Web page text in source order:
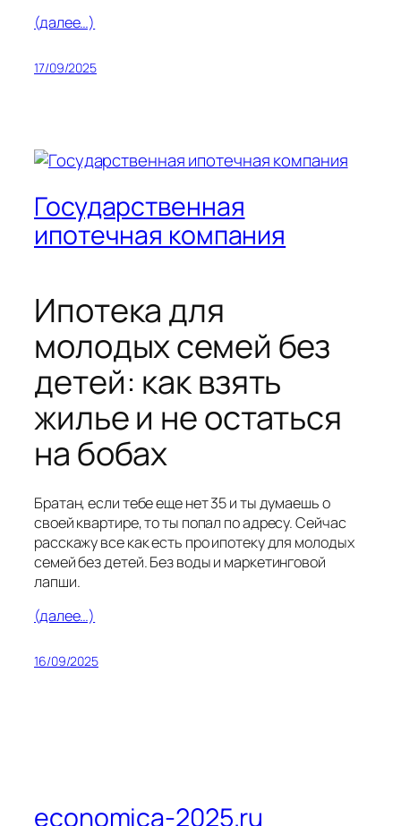
(далее…)
17/09/2025
Государственная
ипотечная компания
Ипотека для
молодых семей без
детей: как взять
жилье и не остаться
на бобах
Братан, если тебе еще нет 35 и ты думаешь о
своей квартире, то ты попал по адресу. Сейчас
расскажу все как есть про ипотеку для молодых
семей без детей. Без воды и маркетинговой
лапши.
(далее…)
16/09/2025
economica-2025.ru